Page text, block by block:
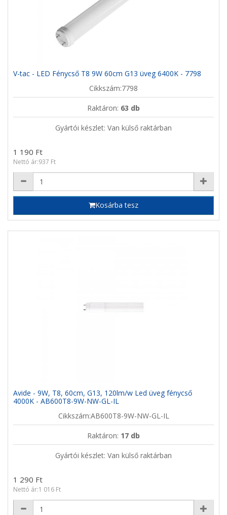
V-tac - LED Fénycső T8 9W 60cm G13 üveg 6400K - 7798
Cikkszám:7798
Raktáron: 63 db
Gyártói készlet: Van külső raktárban
1 190 Ft
Nettó ár:937 Ft
Kosárba tesz
Avide - 9W, T8, 60cm, G13, 120lm/w Led üveg fénycső
4000K - AB600T8-9W-NW-GL-IL
Cikkszám:AB600T8-9W-NW-GL-IL
Raktáron: 17 db
Gyártói készlet: Van külső raktárban
1 290 Ft
Nettó ár:1 016 Ft